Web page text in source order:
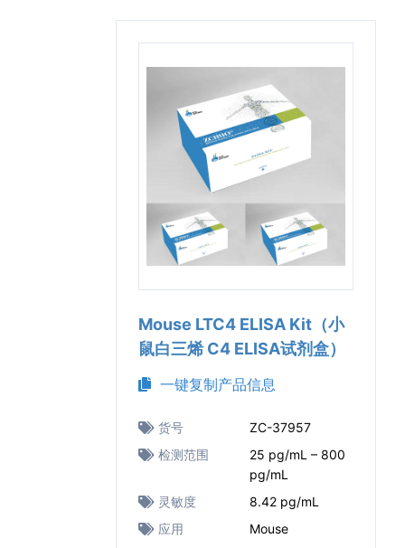
Mouse LTC4 ELISA Kit（小
鼠白三烯 C4 ELISA试剂盒）
一键复制产品信息
货号
ZC-37957
检测范围
25 pg/mL – 800
pg/mL
灵敏度
8.42 pg/mL
应用
Mouse